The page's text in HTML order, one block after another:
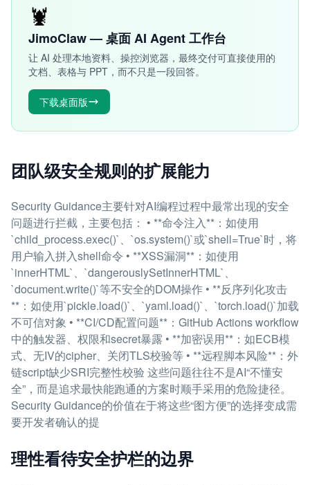
🦞
JimoClaw — 桌面 AI Agent 工作台
让 AI 处理本地资料、操控浏览器，最终交付可直接使用的
文档、表格与 PPT，而不只是一段回答。
下载桌面版
团队级安全规则的扩展能力
Security Guidance主要针对AI编程过程中最常出现的安全
问题进行拦截，主要包括： • **命令注入**：如使用
`child_process.exec()`、`os.system()`或`shell=True`时，将
用户输入拼入shell命令 • **XSS漏洞**：如使用
`innerHTML`、`dangerouslySetInnerHTML`、
`document.write()`等不安全的DOM操作 • **反序列化攻击
**：如使用`pickle.load()`、`yaml.load()`、`torch.load()`加载
不可信对象 • **CI/CD配置问题**：GitHub Actions workflow
中的触发器、权限和secret暴露 • **加密误用**：如ECB模
式、无IV的cipher、关闭TLS校验等 • **远程脚本风险**：外
链script缺少SRI完整性校验 这些问题往往不是AI“不懂安
全”，而是追求最快能跑通的方案时顺手采用的危险捷径。
Security Guidance的价值在于将这些“图方便”的选择变成需
要开发者确认的提
理性看待安全护栏的边界